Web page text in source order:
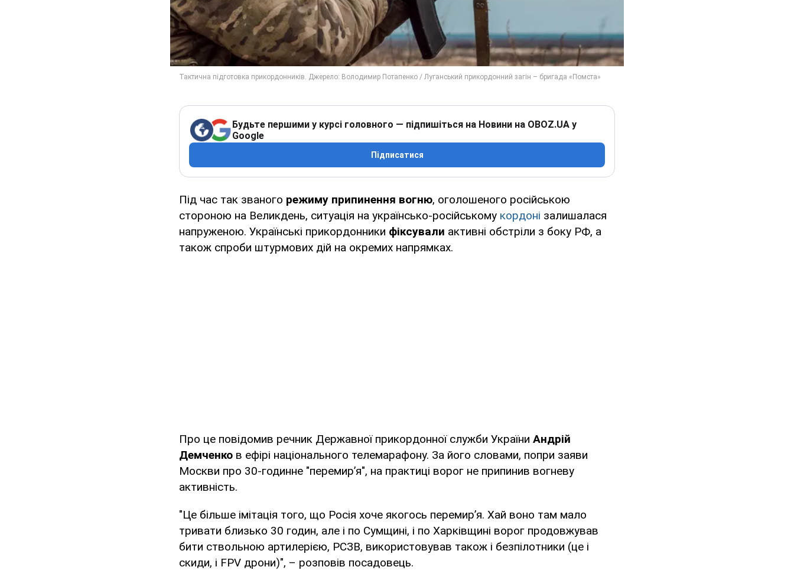
Будьте першими у курсі головного — підпишіться на Новини на OBOZ.UA у
Google
Підписатися
Під час так званого режиму припинення вогню, оголошеного російською
стороною на Великдень, ситуація на українсько-російському кордоні залишалася
напруженою. Українські прикордонники фіксували активні обстріли з боку РФ, а
також спроби штурмових дій на окремих напрямках.
Про це повідомив речник Державної прикордонної служби України Андрій
Демченко в ефірі національного телемарафону. За його словами, попри заяви
Москви про 30-годинне "перемир’я", на практиці ворог не припинив вогневу
активність.
"Це більше імітація того, що Росія хоче якогось перемир’я. Хай воно там мало
тривати близько 30 годин, але і по Сумщині, і по Харківщині ворог продовжував
бити ствольною артилерією, РСЗВ, використовував також і безпілотники (це і
скиди, і FPV дрони)", – розповів посадовець.